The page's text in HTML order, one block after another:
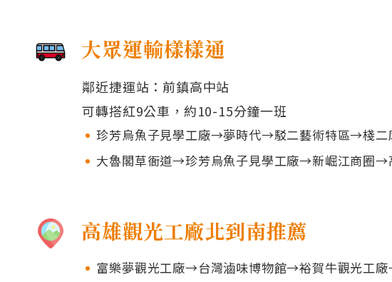
大眾運輸樣樣通
鄰近捷運站：前鎮高中站
可轉搭紅9公車，約10-15分鐘一班
珍芳烏魚子見學工廠→夢時代→駁二藝術特區→棧二
大魯閣草衙道→珍芳烏魚子見學工廠→新崛江商圈→
高雄觀光工廠北到南推薦
富樂夢觀光工廠→台灣滷味博物館→裕賀牛觀光工